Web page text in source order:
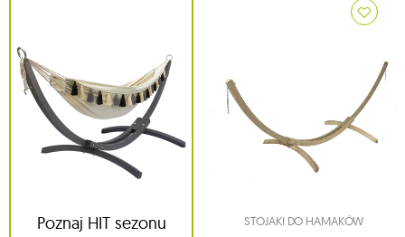
Poznaj HIT sezonu STOJAKI DO HAMAKÓW